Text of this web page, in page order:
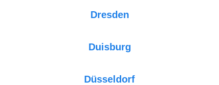
Dresden
Duisburg
Düsseldorf